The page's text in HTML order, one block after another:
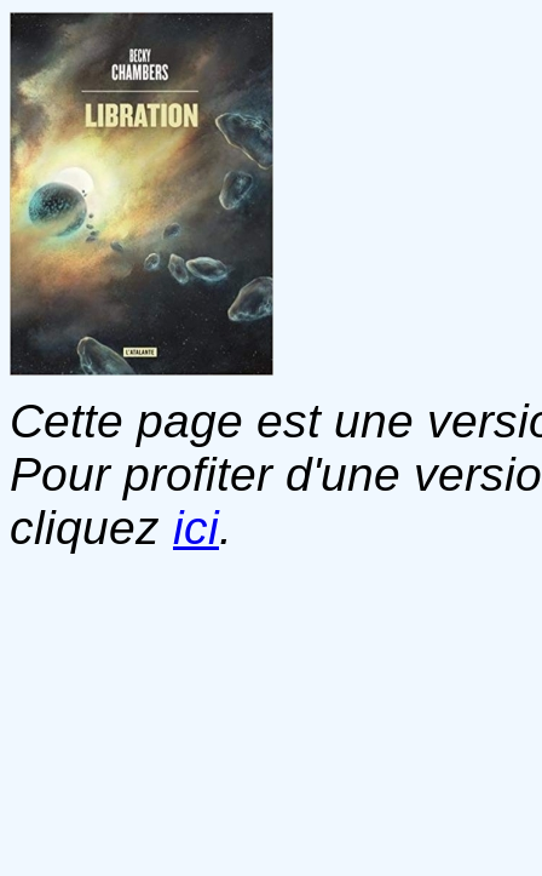
Cette page est une
Pour profiter d'une
cliquez ici.